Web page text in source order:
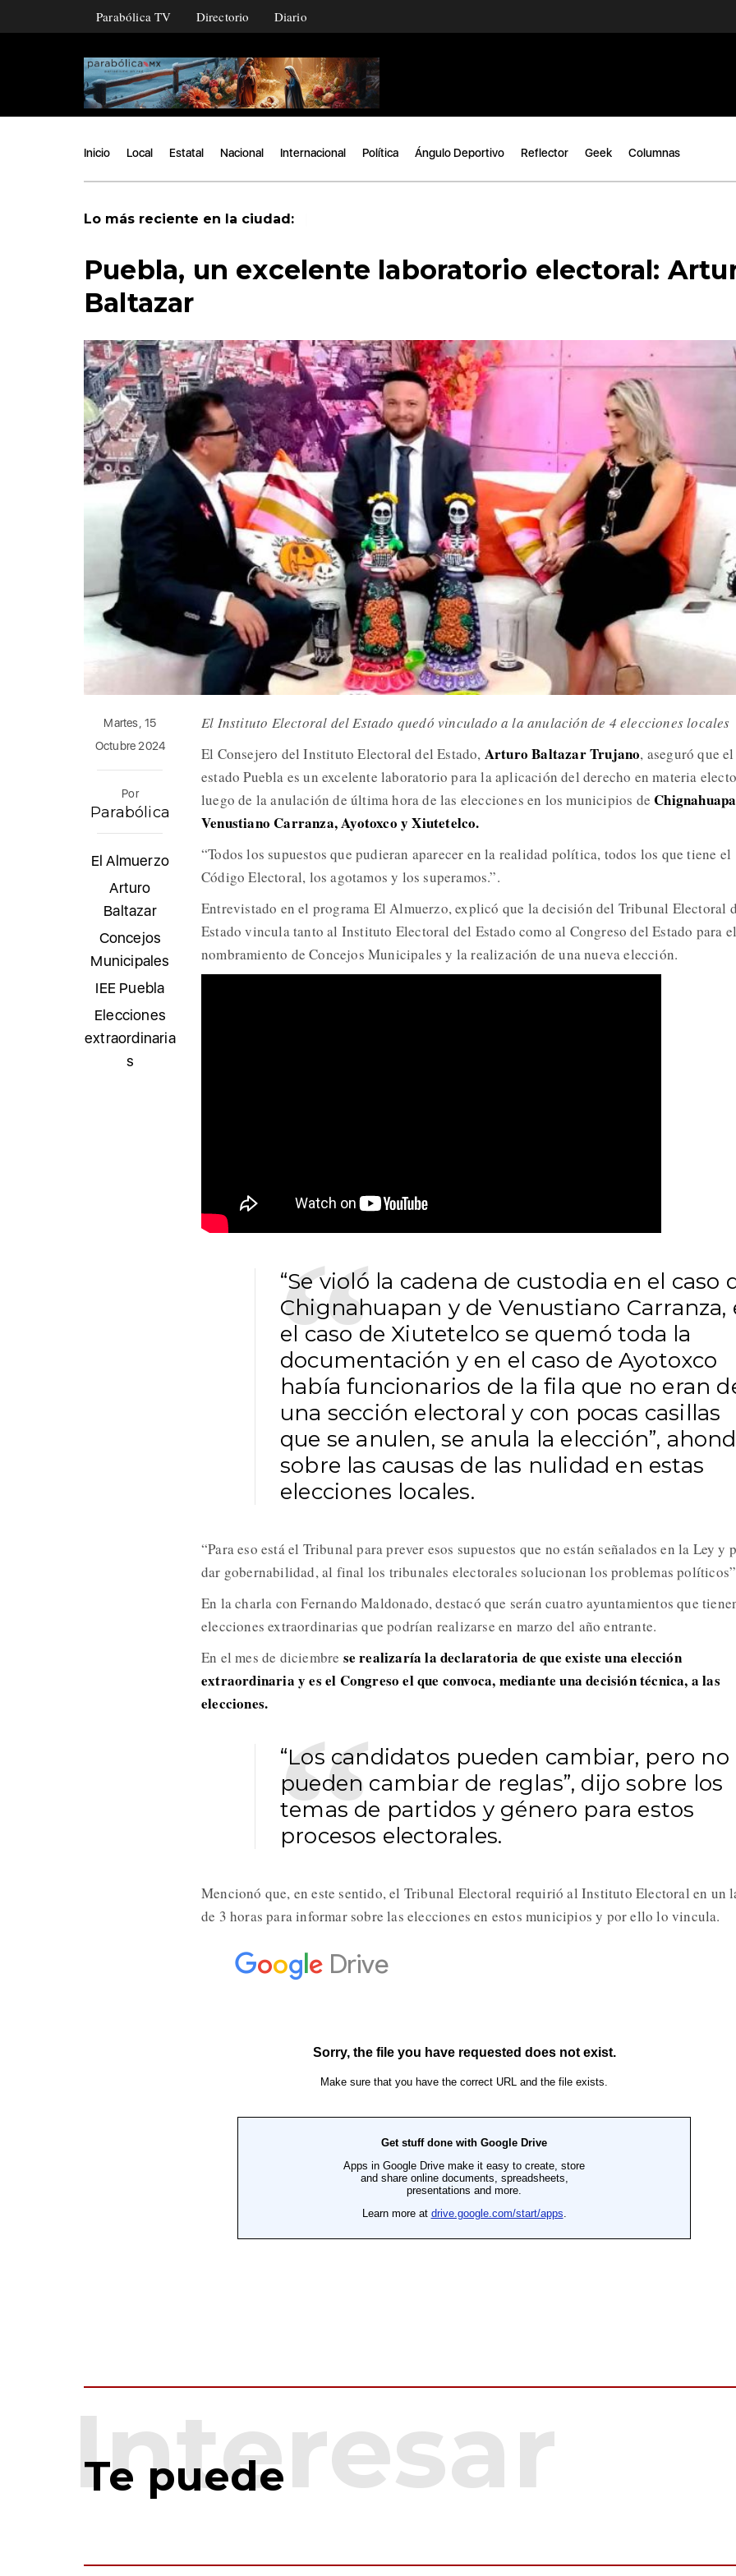
Parabólica TV Directorio Diario
Inicio Local Estatal Nacional Internacional Política Ángulo Deportivo Reflector Geek Columnas
Lo más reciente en la ciudad:
Puebla, un excelente laboratorio electoral:
Baltazar
Martes, 15
Octubre 2024
Por
Parabólica
El Almuerzo
Arturo
Baltazar
Concejos
Municipales
IEE Puebla
Elecciones
extraordinaria
s
El Instituto Electoral del Estado quedó vinculado a la anulación de 4 elecciones locales
El Consejero del Instituto Electoral del Estado, Arturo Baltazar Trujano, aseguró que el
estado Puebla es un excelente laboratorio para la aplicación del derecho en materia
luego de la anulación de última hora de las elecciones en los municipios de
Venustiano Carranza, Ayotoxco y Xiutetelco.
“Todos los supuestos que pudieran aparecer en la realidad política, todos los que tiene el
Código Electoral, los agotamos y los superamos.”.
Entrevistado en el programa El Almuerzo, explicó que la decisión del Tribunal Electoral
Estado vincula tanto al Instituto Electoral del Estado como al Congreso del Estado para el
nombramiento de Concejos Municipales y la realización de una nueva elección.
“Se violó la cadena de custodia en el caso
Chignahuapan y de Venustiano Carranza,
el caso de Xiutetelco se quemó toda la
documentación y en el caso de Ayotoxco
había funcionarios de la fila que no eran
una sección electoral y con pocas casillas
que se anulen, se anula la elección”,
sobre las causas de las nulidad en estas
elecciones locales.
“Para eso está el Tribunal para prever esos supuestos que no están señalados en la Ley y
dar gobernabilidad, al final los tribunales electorales solucionan los problemas
En la charla con Fernando Maldonado, destacó que serán cuatro ayuntamientos que
elecciones extraordinarias que podrían realizarse en marzo del año entrante.
En el mes de diciembre se realizaría la declaratoria de que existe una elección
extraordinaria y es el Congreso el que convoca, mediante una decisión técnica, a las
elecciones.
“Los candidatos pueden cambiar, pero no
pueden cambiar de reglas”, dijo sobre los
temas de partidos y género para estos
procesos electorales.
Mencionó que, en este sentido, el Tribunal Electoral requirió al Instituto Electoral en un
de 3 horas para informar sobre las elecciones en estos municipios y por ello lo vincula.
Te puede